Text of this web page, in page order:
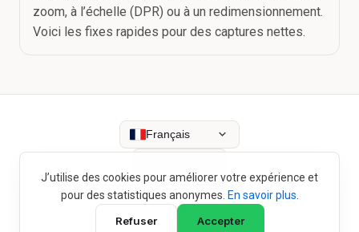
zoom, à l’échelle (DPR) ou à un redimensionnement.
Voici les fixes rapides pour des captures nettes.
Français
BlogHistoire de créationConfidentialitéCookies
J’utilise des cookies pour améliorer votre expérience et
pour des statistiques anonymes. En savoir plus
Refuser
Accepter